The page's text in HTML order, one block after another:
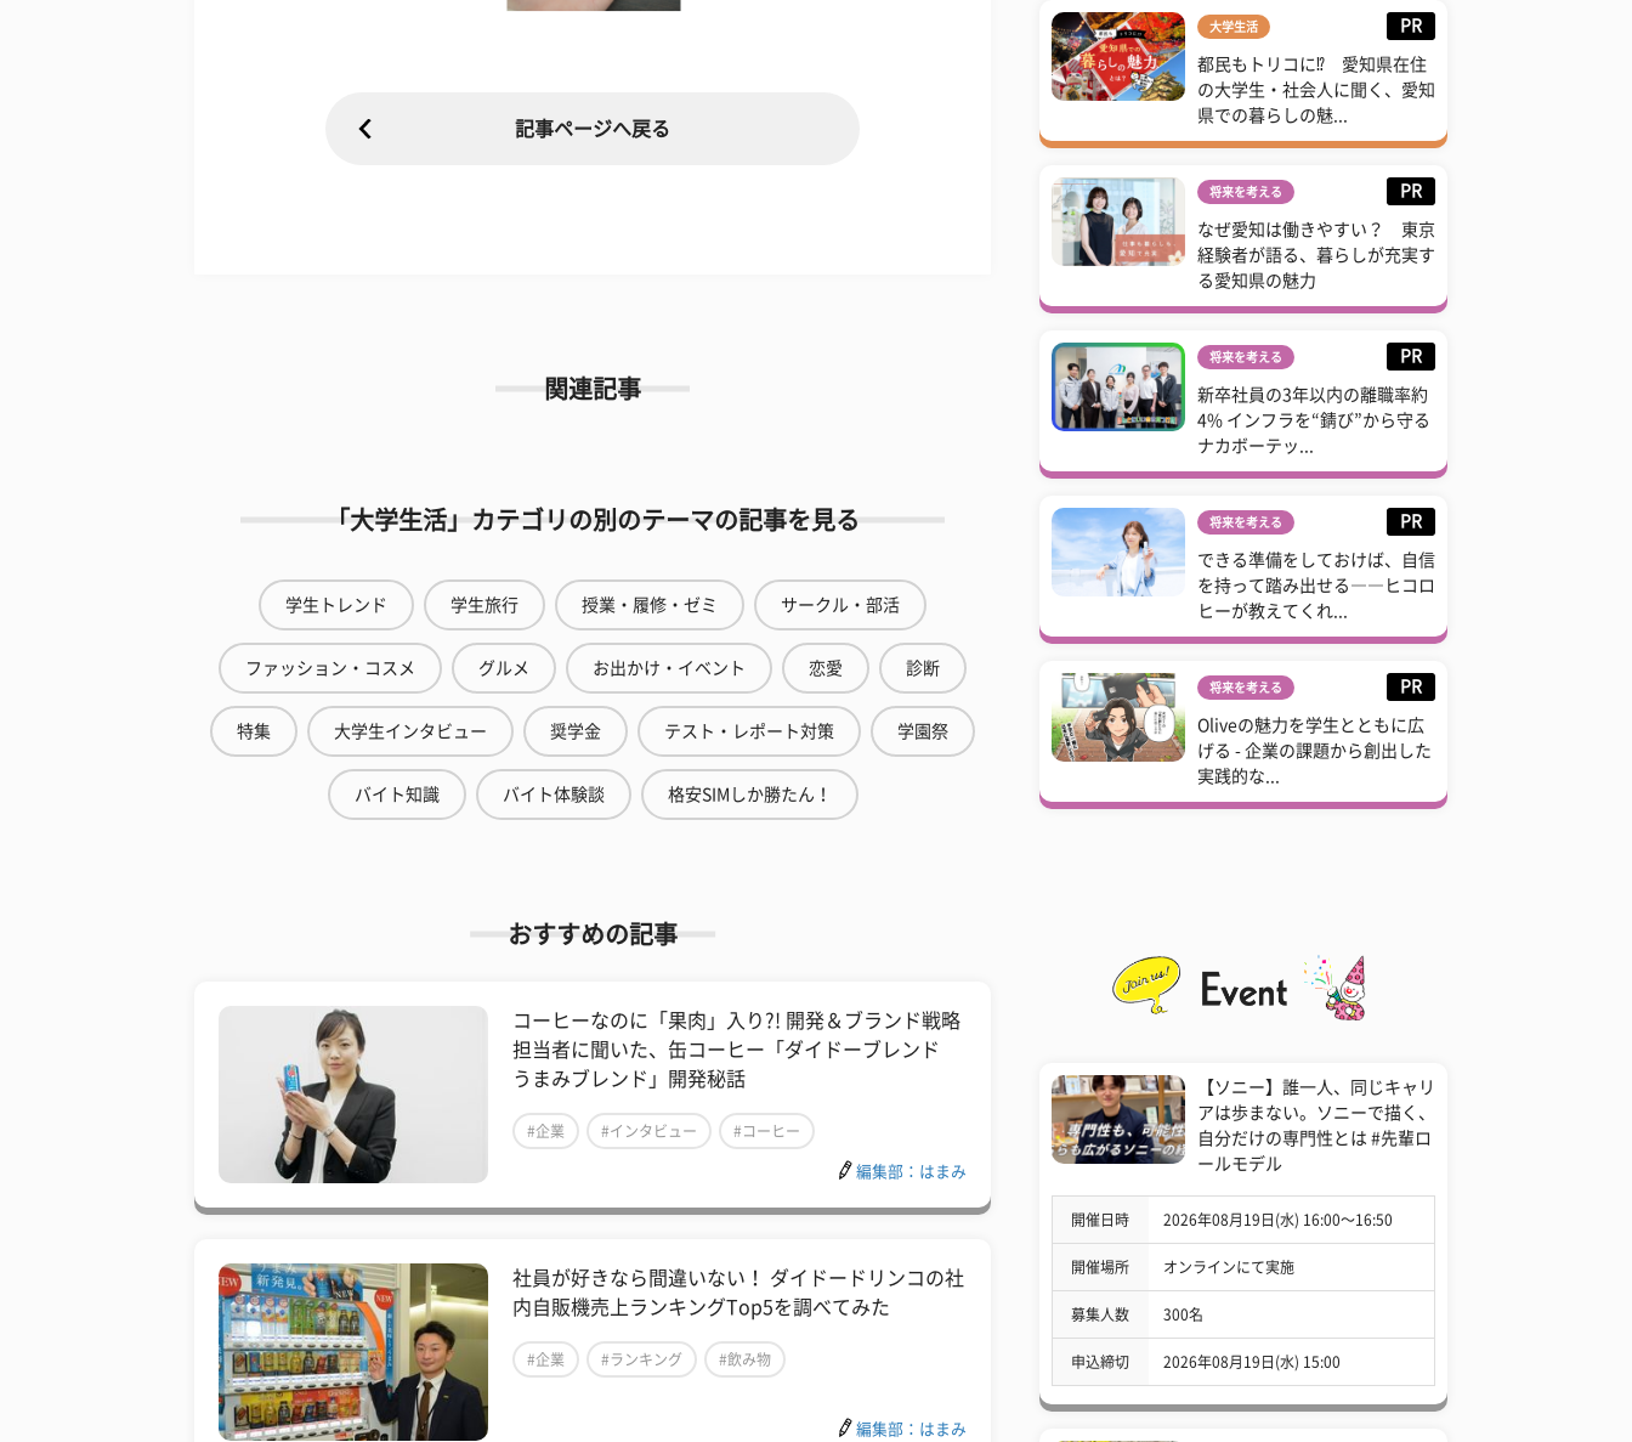
記事ページへ戻る
関連記事
「大学生活」カテゴリの別のテーマの記事を見る
学生トレンド 学生旅行 授業・履修・ゼミ サークル・部活
ファッション・コスメ グルメ お出かけ・イベント 恋愛 診断
特集 大学生インタビュー 奨学金 テスト・レポート対策 学園祭
バイト知識 バイト体験談 格安SIMしか勝たん！
おすすめの記事
コーヒーなのに「果肉」入り?! 開発＆ブランド戦略
担当者に聞いた、缶コーヒー「ダイドーブレンド
うまみブレンド」開発秘話
#企業 #インタビュー #コーヒー
編集部：はまみ
社員が好きなら間違いない！ ダイドードリンコの社
内自販機売上ランキングTop5を調べてみた
#企業 #ランキング #飲み物
編集部：はまみ
大学生活 PR
都民もトリコに⁉ 愛知県在住
の大学生・社会人に聞く、愛知
県での暮らしの魅...
将来を考える PR
なぜ愛知は働きやすい？ 東京
経験者が語る、暮らしが充実す
る愛知県の魅力
将来を考える PR
新卒社員の3年以内の離職率約
4% インフラを“錆び”から守る
ナカボーテッ...
将来を考える PR
できる準備をしておけば、自信
を持って踏み出せる――ヒコロ
ヒーが教えてくれ...
将来を考える PR
Oliveの魅力を学生とともに広
げる - 企業の課題から創出した
実践的な...
【ソニー】誰一人、同じキャリ
アは歩まない。ソニーで描く、
自分だけの専門性とは #先輩ロ
ールモデル
開催日時 2026年08月19日(水) 16:00〜16:50
開催場所 オンラインにて実施
募集人数 300名
申込締切 2026年08月19日(水) 15:00